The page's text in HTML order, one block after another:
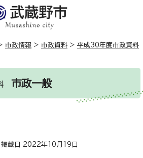
市政情報 > 市政資料 > 平成30年度市政資料
市政一般
載日 2022年10月19日